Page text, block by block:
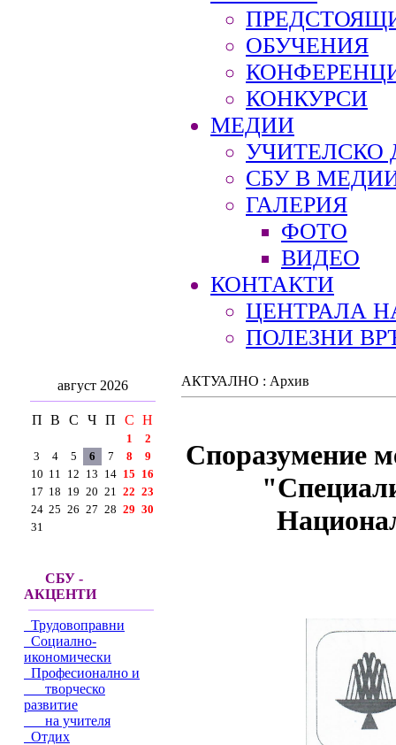
ОБУЧЕНИЯ
КОНКУРСИ
МЕДИИ
УЧИТЕЛСКО
СБУ В
ГАЛЕРИЯ
ФОТО
ВИДЕО
КОНТАКТИ
ЦЕНТРАЛА
ПОЛЕЗНИ
август 2026
П В С Ч П С Н
1
2
3
4 5 6 7 8
9
10 11 12 13 14 15 16
17 18 19 20 21 22 23
24 25 26 27 28 29 30
31
СБУ -
АКЦЕНТИ
Трудовоправни
Социално-
икономически
Професионално и
творческо
развитие
на учителя
Отдих
АКТУАЛНО : Архив
Споразумение